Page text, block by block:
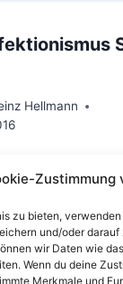
Zustimmung
zu bieten,
und/oder darauf
wir Daten wie
Wenn du deine
Merkmale und
Hellmann